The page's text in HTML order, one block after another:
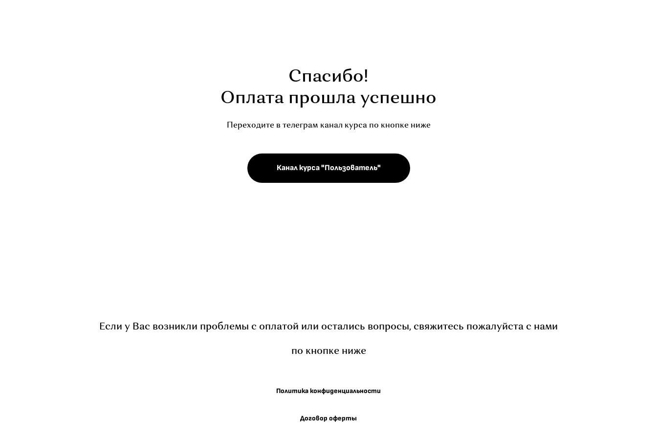
Спасибо!
Оплата прошла успешно
Переходите в телеграм канал курса по кнопке ниже
Канал курса "Пользователь"
Если у Вас возникли проблемы с оплатой или остались вопросы, свяжитесь пожалуйста с нами
по кнопке ниже
Политика конфиденциальности
Договор оферты